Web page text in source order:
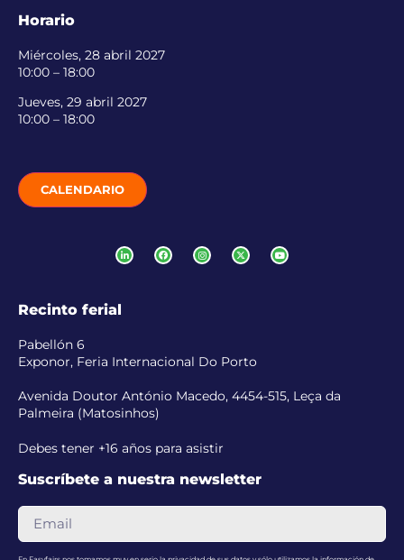
Horario
Miércoles, 28 abril 2027
10:00 – 18:00
Jueves, 29 abril 2027
10:00 – 18:00
CALENDARIO
Recinto ferial
Pabellón 6
Exponor, Feria Internacional Do Porto
Avenida Doutor António Macedo, 4454-515, Leça da
Palmeira (Matosinhos)
Debes tener +16 años para asistir
Suscríbete a nuestra newsletter